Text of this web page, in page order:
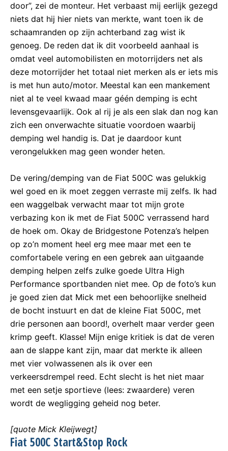
door”, zei de monteur. Het verbaast mij eerlijk gezegd
niets dat hij hier niets van merkte, want toen ik de
schaamranden op zijn achterband zag wist ik
genoeg. De reden dat ik dit voorbeeld aanhaal is
omdat veel automobilisten en motorrijders net als
deze motorrijder het totaal niet merken als er iets mis
is met hun auto/motor. Meestal kan een mankement
niet al te veel kwaad maar géén demping is echt
levensgevaarlijk. Ook al rij je als een slak dan nog kan
zich een onverwachte situatie voordoen waarbij
demping wel handig is. Dat je daardoor kunt
verongelukken mag geen wonder heten.
De vering/demping van de Fiat 500C was gelukkig
wel goed en ik moet zeggen verraste mij zelfs. Ik had
een waggelbak verwacht maar tot mijn grote
verbazing kon ik met de Fiat 500C verrassend hard
de hoek om. Okay de Bridgestone Potenza’s helpen
op zo’n moment heel erg mee maar met een te
comfortabele vering en een gebrek aan uitgaande
demping helpen zelfs zulke goede Ultra High
Performance sportbanden niet mee. Op de foto’s kun
je goed zien dat Mick met een behoorlijke snelheid
de bocht instuurt en dat de kleine Fiat 500C, met
drie personen aan boord!, overhelt maar verder geen
krimp geeft. Klasse! Mijn enige kritiek is dat de veren
aan de slappe kant zijn, maar dat merkte ik alleen
met vier volwassenen als ik over een
verkeersdrempel reed. Echt slecht is het niet maar
met een setje sportieve (lees: zwaardere) veren
wordt de wegligging geheid nog beter.
[quote Mick Kleijwegt]
Fiat 500C Start&Stop Rock